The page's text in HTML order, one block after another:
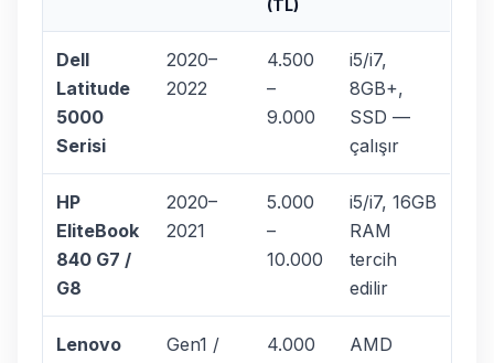
(TL)
Dell
Latitude
5000
Serisi
2020–
2022
4.500
–
9.000
i5/i7,
8GB+,
SSD —
çalışır
HP
EliteBook
840 G7 /
G8
2020–
2021
5.000
–
10.000
i5/i7, 16GB
RAM
tercih
edilir
Lenovo
Gen1 /
4.000
AMD